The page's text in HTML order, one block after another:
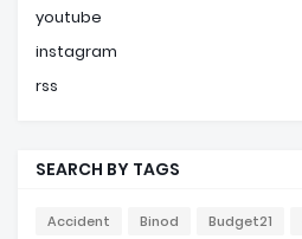
youtube
instagram
rss
SEARCH BY TAGS
Accident Binod Budget21